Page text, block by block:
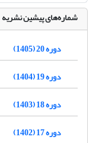
شماره‌های پیشین نشریه
دوره 20 (1405)
دوره 19 (1404)
دوره 18 (1403)
دوره 17 (1402)